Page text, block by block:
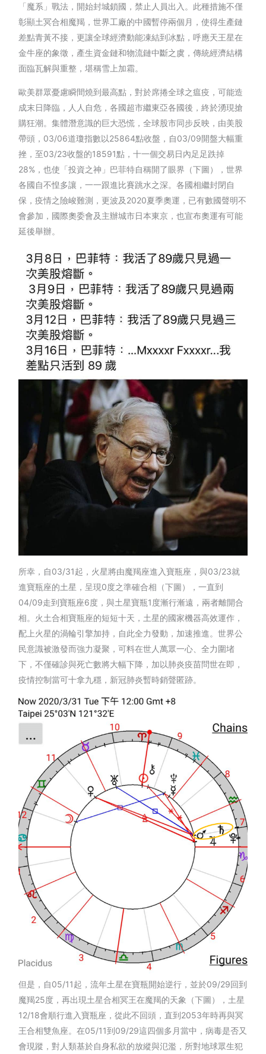
「魔系」戰法，開始封城鎖國，禁止人員出入。此種措施不僅
彰顯土冥合相魔羯，世界工廠的中國暫停兩個月，使得生產鏈
差點青黃不接，更讓全球經濟動能凍結到冰點，呼應天王星在
金牛座的象徵，產生資金鏈和物流鏈中斷之虞，傳統經濟結構
面臨瓦解與重整，堪稱雪上加霜。
歐美群眾憂慮瞬間燒到最高點，對於席捲全球之瘟疫，可能造
成末日降臨，人人自危，各國超市繼東亞各國後，終於湧現搶
購狂潮。集體潛意識的巨大恐慌，全球股市同步反映，由美股
帶頭，03/06道瓊指數以25864點收盤，自03/09開盤大幅重
挫，至03/23收盤的18591點，十一個交易日內足足跌掉
28%，也使「投資之神」巴菲特自稱開了眼界（下圖），世界
各國自不惶多讓，一一跟進比賽跳水之深。各國相繼封閉自
保，疫情之險峻難測，更波及2020夏季奧運，已有數國聲明不
會參加，國際奧委會及主辦城市日本東京，也宣布奧運有可能
延後舉辦。
所幸，自03/31起，火星將由魔羯座進入寶瓶座，與03/23就
進寶瓶座的土星，呈現0度之準確合相（下圖），一直到
04/09走到寶瓶座6度，與土星寶瓶1度漸行漸遠，兩者離開合
相。火土合相寶瓶座的短短十天，土星的國家機器高效運作，
配上火星的渦輪引擎加持，自此全力發動，加速推進。世界公
民意識被激發而強力凝聚，可料在世人萬眾一心、全力圍堵
下，不僅確診與死亡數將大幅下降，加以肺炎疫苗問世在即，
疫情控制當可十拿九穩，新冠肺炎暫時銷聲匿跡。
但是，自05/11起，流年土星在寶瓶開始逆行，並於09/29回到
魔羯25度，再出現土星合相冥王在魔羯的天象（下圖），土星
12/18會順行進入寶瓶座，從此不回頭，直到2053年時再與冥
王合相雙魚座。在05/11到09/29這四個多月當中，病毒是否又
會現蹤，對人類基於自身私欲的放縱與氾濫，所對地球眾生犯